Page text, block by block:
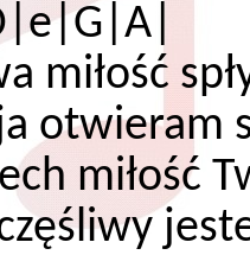
miłość
otwieram
miłość